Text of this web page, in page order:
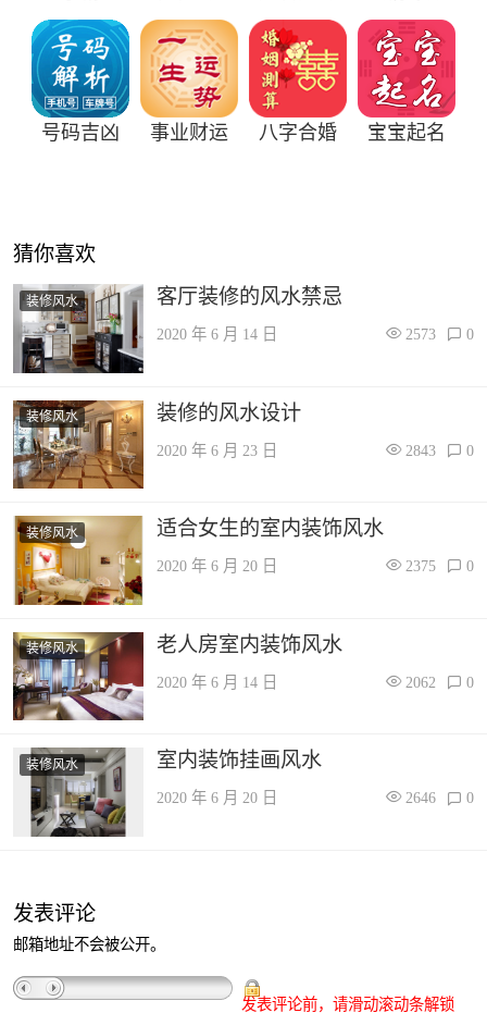
号码吉凶 事业财运 八字合婚 宝宝起名
猜你喜欢
装修风水 客厅装修的风水禁忌
2020 年 6 月 14 日 2573 0
装修风水 装修的风水设计
2020 年 6 月 23 日 2843 0
装修风水 适合女生的室内装饰风水
2020 年 6 月 20 日 2375 0
装修风水 老人房室内装饰风水
2020 年 6 月 14 日 2062 0
装修风水 室内装饰挂画风水
2020 年 6 月 20 日 2646 0
发表评论
邮箱地址不会被公开。
发表评论前，请滑动滚动条解锁